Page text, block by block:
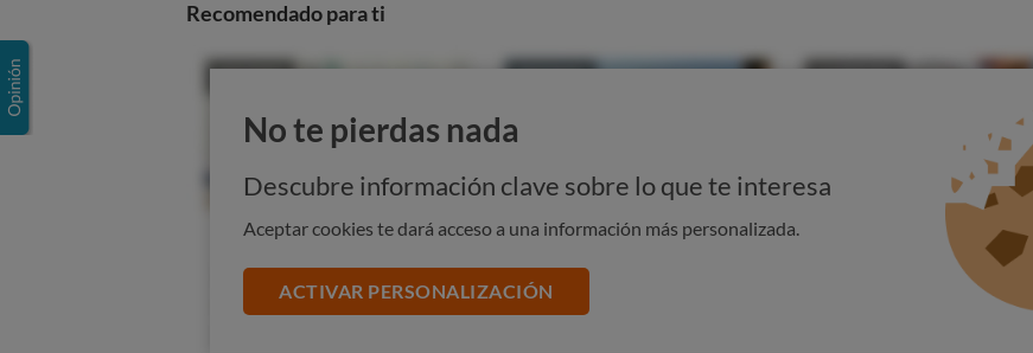
Recomendado para ti
No te pierdas nada
Descubre información clave sobre lo que te interesa
Aceptar cookies te dará acceso a una información más personalizada.
ACTIVAR PERSONALIZACIÓN